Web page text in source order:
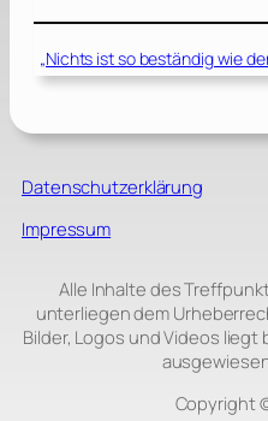
„Nichts ist so beständig wie
Datenschutzerklärung
Impressum
Alle Inhalte des
unterliegen dem
Bilder, Logos und Videos
Copyright